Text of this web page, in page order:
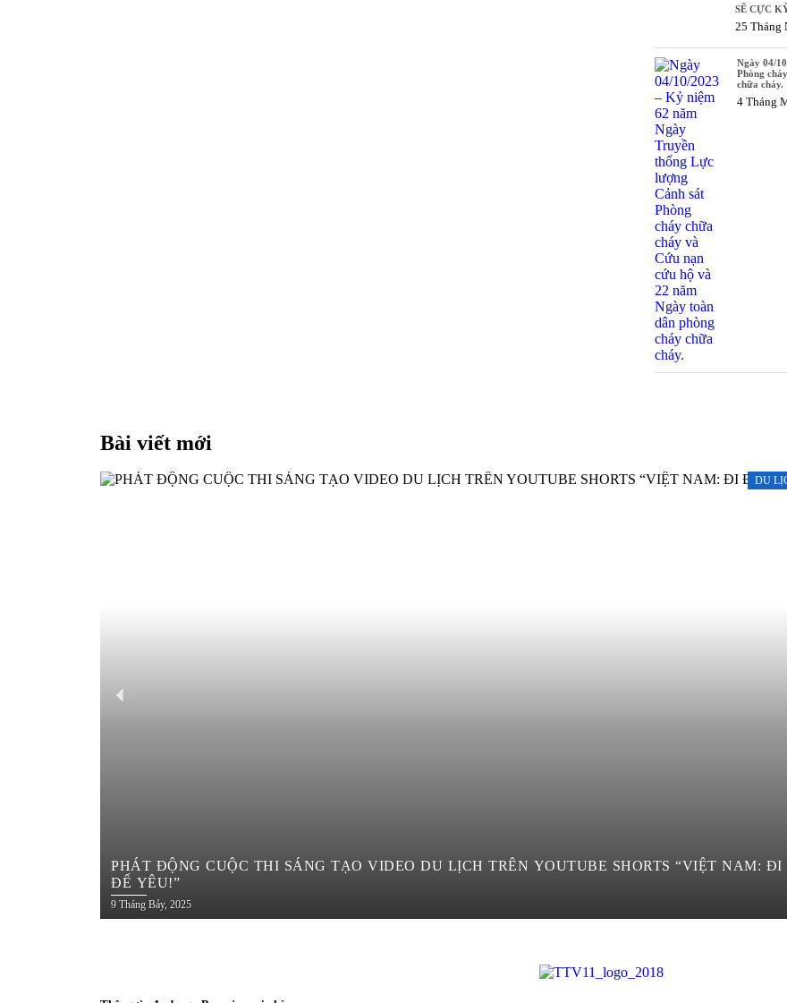
SẼ CỰC
25 Tháng
Ngày 04/
Phòng
chữa cháy.
4 Tháng
Bài viết mới
DU
PHÁT ĐỘNG CUỘC THI SÁNG TẠO VIDEO DU LỊCH TRÊN YOUTUBE SHORTS “VIỆT NAM: ĐI
ĐỂ YÊU!”
9 Tháng Bảy, 2025